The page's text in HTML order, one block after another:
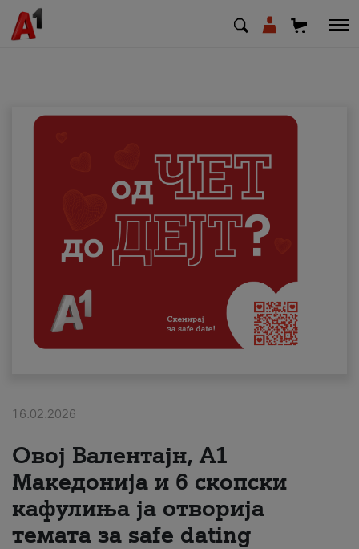
Деловни
Поддршка
Надополни кредит
Плати сметка
#ПодобарОнлајн
16.02.2026
Овој Валентајн, A1
Македонија и 6 скопски
кафулиња ја отворија
темата за safe dating